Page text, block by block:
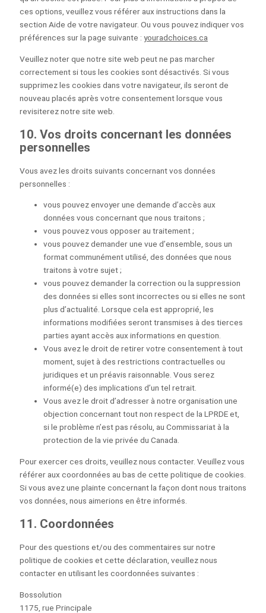
ces options, veuillez vous référer aux instructions dans la
section Aide de votre navigateur. Ou vous pouvez indiquer vos
préférences sur la page suivante : youradchoices.ca
Veuillez noter que notre site web peut ne pas marcher
correctement si tous les cookies sont désactivés. Si vous
supprimez les cookies dans votre navigateur, ils seront de
nouveau placés après votre consentement lorsque vous
revisiterez notre site web.
10. Vos droits concernant les données
personnelles
Vous avez les droits suivants concernant vos données
personnelles :
vous pouvez envoyer une demande d’accès aux
données vous concernant que nous traitons ;
vous pouvez vous opposer au traitement ;
vous pouvez demander une vue d’ensemble, sous un
format communément utilisé, des données que nous
traitons à votre sujet ;
vous pouvez demander la correction ou la suppression
des données si elles sont incorrectes ou si elles ne sont
plus d’actualité. Lorsque cela est approprié, les
informations modifiées seront transmises à des tierces
parties ayant accès aux informations en question.
Vous avez le droit de retirer votre consentement à tout
moment, sujet à des restrictions contractuelles ou
juridiques et un préavis raisonnable. Vous serez
informé(e) des implications d’un tel retrait.
Vous avez le droit d’adresser à notre organisation une
objection concernant tout non respect de la LPRDE et,
si le problème n’est pas résolu, au Commissariat à la
protection de la vie privée du Canada.
Pour exercer ces droits, veuillez nous contacter. Veuillez vous
référer aux coordonnées au bas de cette politique de cookies.
Si vous avez une plainte concernant la façon dont nous traitons
vos données, nous aimerions en être informés.
11. Coordonnées
Pour des questions et/ou des commentaires sur notre
politique de cookies et cette déclaration, veuillez nous
contacter en utilisant les coordonnées suivantes :
Bossolution
1175, rue Principale